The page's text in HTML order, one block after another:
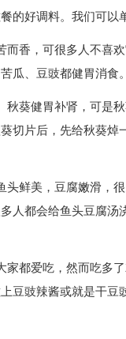
的好调料。我们可以
而香，可很多人不喜
瓜、豆豉都健胃消食
秋葵健胃补肾，可是
切片后，先给秋葵
头鲜美，豆腐嫩滑，
人都会给鱼头豆腐
家都爱吃，然而吃多
豆豉辣酱或就是干